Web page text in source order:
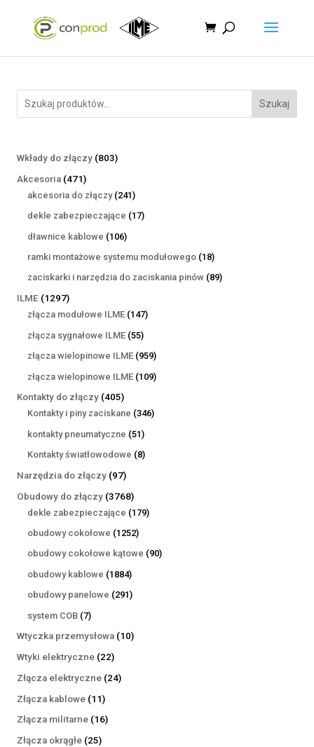
Szukaj
Wkłady do złączy 803803
Akcesoria 471471
produktów
akcesoria do złączy 241241
produktów
dekle zabezpieczające 1717
dławnice kablowe 106106
produktów
ramki montażowe systemu modułowego 1818
produktów
zaciskarki i narzędzia do zaciskania pinów 8989
ILME 12971297
produktów
złącza modułowe ILME 147147
złącza sygnałowe ILME 5555
produktów
złącza wielopinowe ILME 959959
produktów
złącza wielopinowe ILME 109109
Kontakty do złączy 405405
produktów
Kontakty i piny zaciskane 346346
kontakty pneumatyczne 5151
produktów
Kontakty światłowodowe 88
Narzędzia do złączy 9797
produktów
Obudowy do złączy 37683768
produktów
dekle zabezpieczające 179179
obudowy cokołowe 12521252
produkty
obudowy cokołowe kątowe 9090
obudowy kablowe 18841884
produkty
obudowy panelowe 291291
system COB 77
produktów
Wtyczka przemysłowa 1010
Wtyki elektryczne 2222
produkty
Złącza elektryczne 2424
Złącza kablowe 1111
produktów
Złącza militarne 1616
Złącza okrągłe 2525